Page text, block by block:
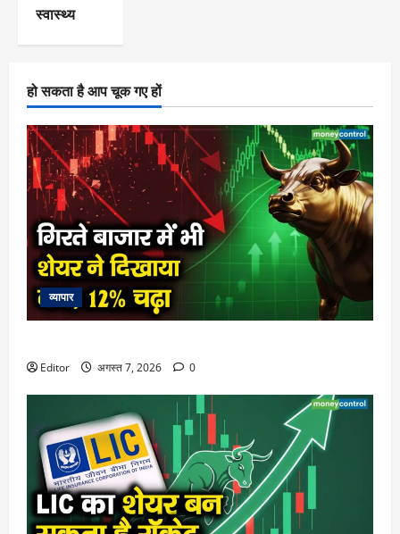
स्वास्थ्य
हो सकता है आप चूक गए हों
व्यापार
Editor अगस्त 7, 2026 0